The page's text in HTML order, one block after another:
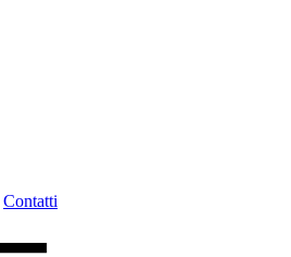
Contatti